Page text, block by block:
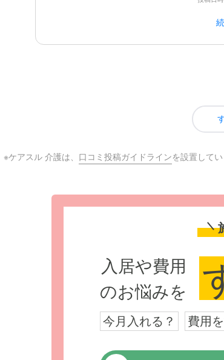
※ケアスル 介護は、 口コミ投稿ガイドラインを設置して
入居や費用
のお悩みを
今月入れる？ 費用